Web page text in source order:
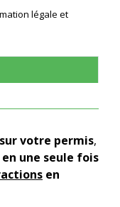
légale et
votre permis,
une seule fois
en